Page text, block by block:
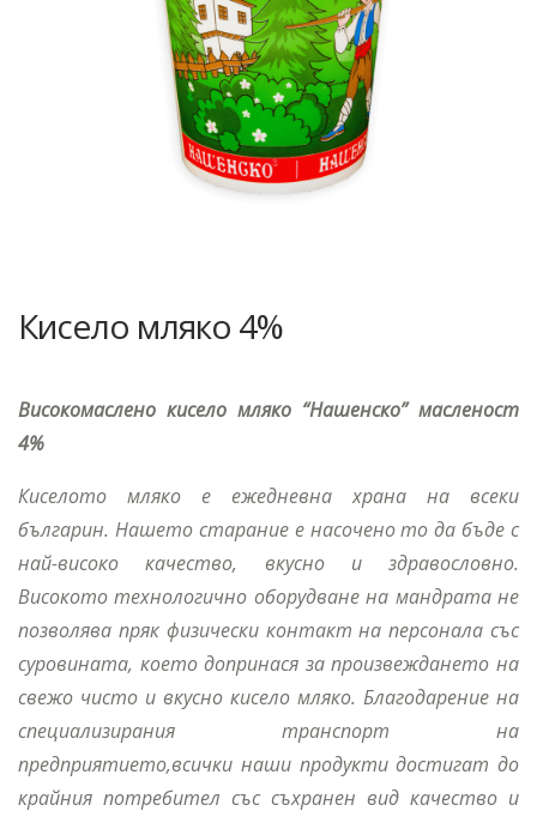
Кисело мляко 4%
Високомаслено кисело мляко “Нашенско” масленост
4%
Киселото мляко е ежедневна храна на всеки
българин. Нашето старание е насочено то да бъде с
най-високо качество, вкусно и здравословно.
Високото технологично оборудване на мандрата не
позволява пряк физически контакт на персонала със
суровината, което допринася за произвеждането на
свежо чисто и вкусно кисело мляко. Благодарение на
специализирания транспорт на
предприятието,всички наши продукти достигат до
крайния потребител със съхранен вид качество и